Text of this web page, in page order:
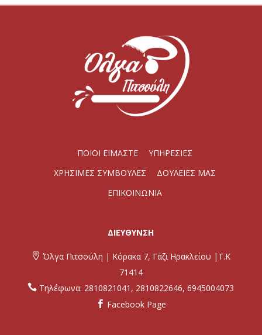
ΠΟΙΟΙ ΕΙΜΑΣΤΕ
ΥΠΗΡΕΣΙΕΣ
ΧΡΗΣΙΜΕΣ ΣΥΜΒΟΥΛΕΣ
ΔΟΥΛΕΙΕΣ ΜΑΣ
ΕΠΙΚΟΙΝΩΝΙΑ
ΔΙΕΥΘΥΝΣΗ
 Όλγα Πιτσούλη | Κόρακα 7, Γάζι Ηρακλείου |Τ.Κ
71414
 Τηλέφωνα: 2810821041 , 2810822646,6945004073
Facebook Page